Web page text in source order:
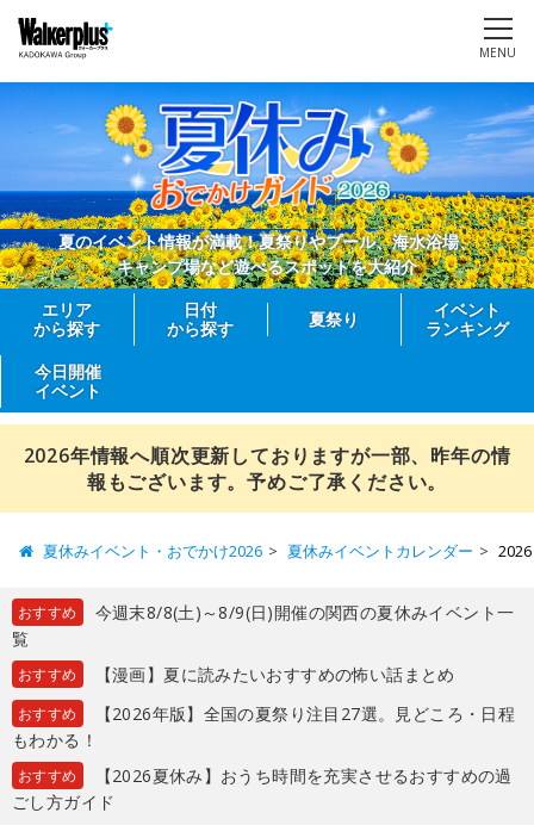
MENU
夏のイベント情報が満載！夏祭りやプール、海水浴場、
キャンプ場など遊べるスポットを大紹介
エリア
から探す
日付
から探す
夏祭り
イベント
ランキング
今日開催
イベント
2026年情報へ順次更新しておりますが一部、昨年の情
報もございます。予めご了承ください。
夏休みイベント・おでかけ2026 夏休みイベントカレンダー
おすすめ
今週末8/8(土)～8/9(日)開催の関西の夏休みイベント一
覧
おすすめ 【漫画】夏に読みたいおすすめの怖い話まとめ
おすすめ
【2026年版】全国の夏祭り注目27選。見どころ・日程
もわかる！
おすすめ
【2026夏休み】おうち時間を充実させるおすすめの過
ごし方ガイド